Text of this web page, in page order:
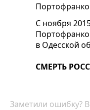
С ноября
в Одесской
СМЕРТЬ
Заметили ошибку?